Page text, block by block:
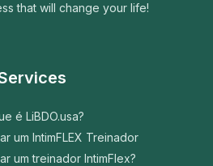
that will change your life!
é LiBDO.usa?
um IntimFLEX Treinador
um treinador IntimFlex?